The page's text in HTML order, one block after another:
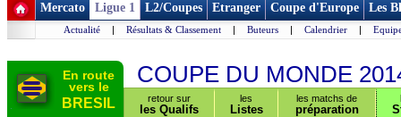
Mercato Ligue 1 L2/Coupes Etranger Coupe d'Europe Les
Actualité | Résultats & Classement | Buteurs | Calendrier |
En route
vers le
BRESIL
COUPE DU MONDE
retour sur
les Qualifs
les
Listes
les matchs de
préparation